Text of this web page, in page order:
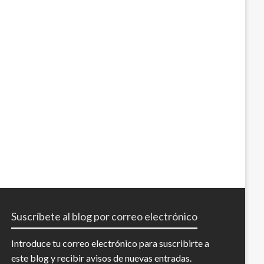
Suscríbete al blog por correo electrónico
Introduce tu correo electrónico para suscribirte a
este blog y recibir avisos de nuevas entradas.